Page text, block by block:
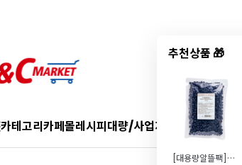
추천상품 🎁
[대용량알뜰팩]건블루베리(Blueberry\/500g)
카테고리카페몰레시피대량/사업자 브랜드샵신상품